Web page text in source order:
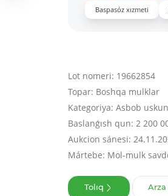
Baspasóz xızmeti
Lot nomeri: 19662854
Topar: Boshqa mulklar
Kategoriya: Asbob
Baslanǵısh qun: 2 200
Aukcion sánesi:
Mártebe: Mol-mulk
Tolıq